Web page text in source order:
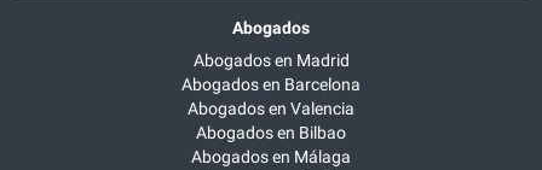
Abogados
Abogados en Madrid
Abogados en Barcelona
Abogados en Valencia
Abogados en Bilbao
Abogados en Málaga